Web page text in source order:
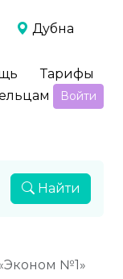
Дубна
Тарифы
Войти
Найти
№1»